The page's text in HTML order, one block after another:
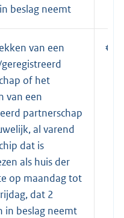
beslag neemt
van een
of het
van een
partnerschap
al varend
dat is
als huis der
op maandag tot
dat 2
in beslag neemt
€